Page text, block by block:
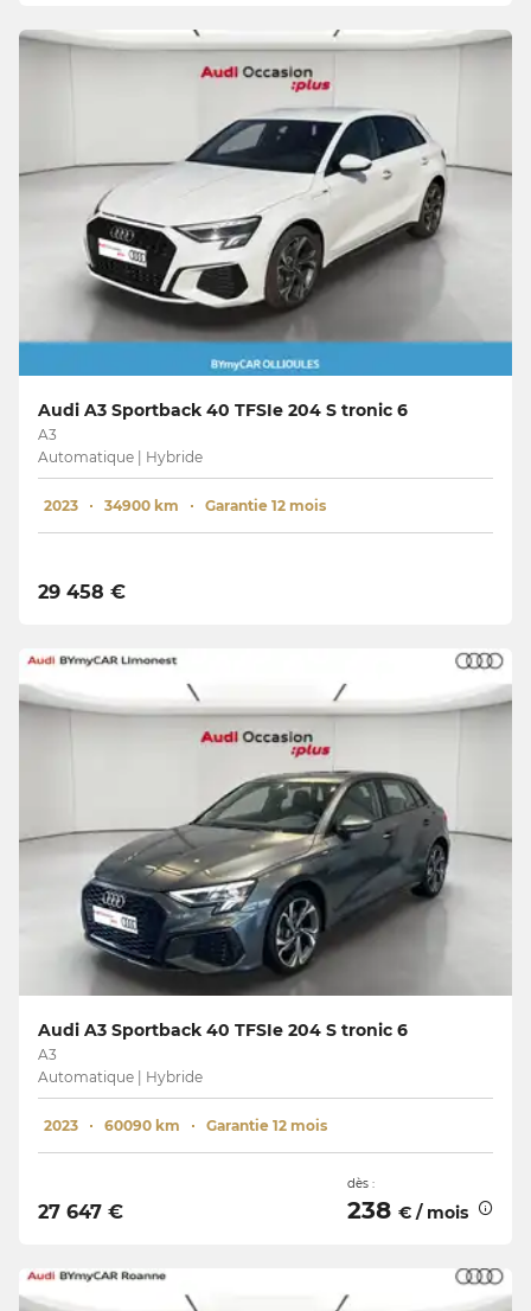
Audi A3 Sportback 40 TFSIe 204 S tronic 6
A3
Automatique | Hybride
2023 34900 km Garantie 12 mois
29 458 €
Audi A3 Sportback 40 TFSIe 204 S tronic 6
A3
Automatique | Hybride
2023 60090 km Garantie 12 mois
27 647 €
dès :
238 € / mois